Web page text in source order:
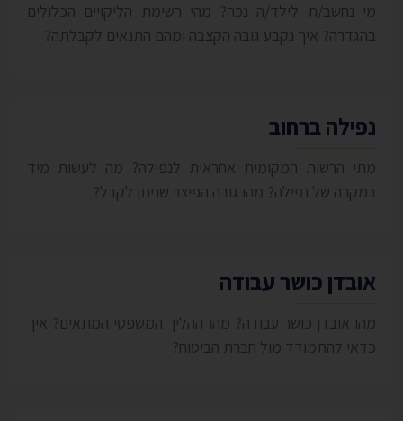
מי נחשב/ת לילד/ה נכה? מהי רשימת הליקויים הכלולים
בהגדרה? איך נקבע גובה הקצבה ומהם התנאים לקבלתה?
נפילה ברחוב
מתי הרשות המקומית אחראית לנפילה? מה לעשות מיד
במקרה של נפילה? מהו גובה הפיצוי שניתן לקבל?
אובדן כושר עבודה
מהו אובדן כושר עבודה? מהו ההליך המשפטי המתאים? איך
כדאי להתמודד מול חברת הביטוח?